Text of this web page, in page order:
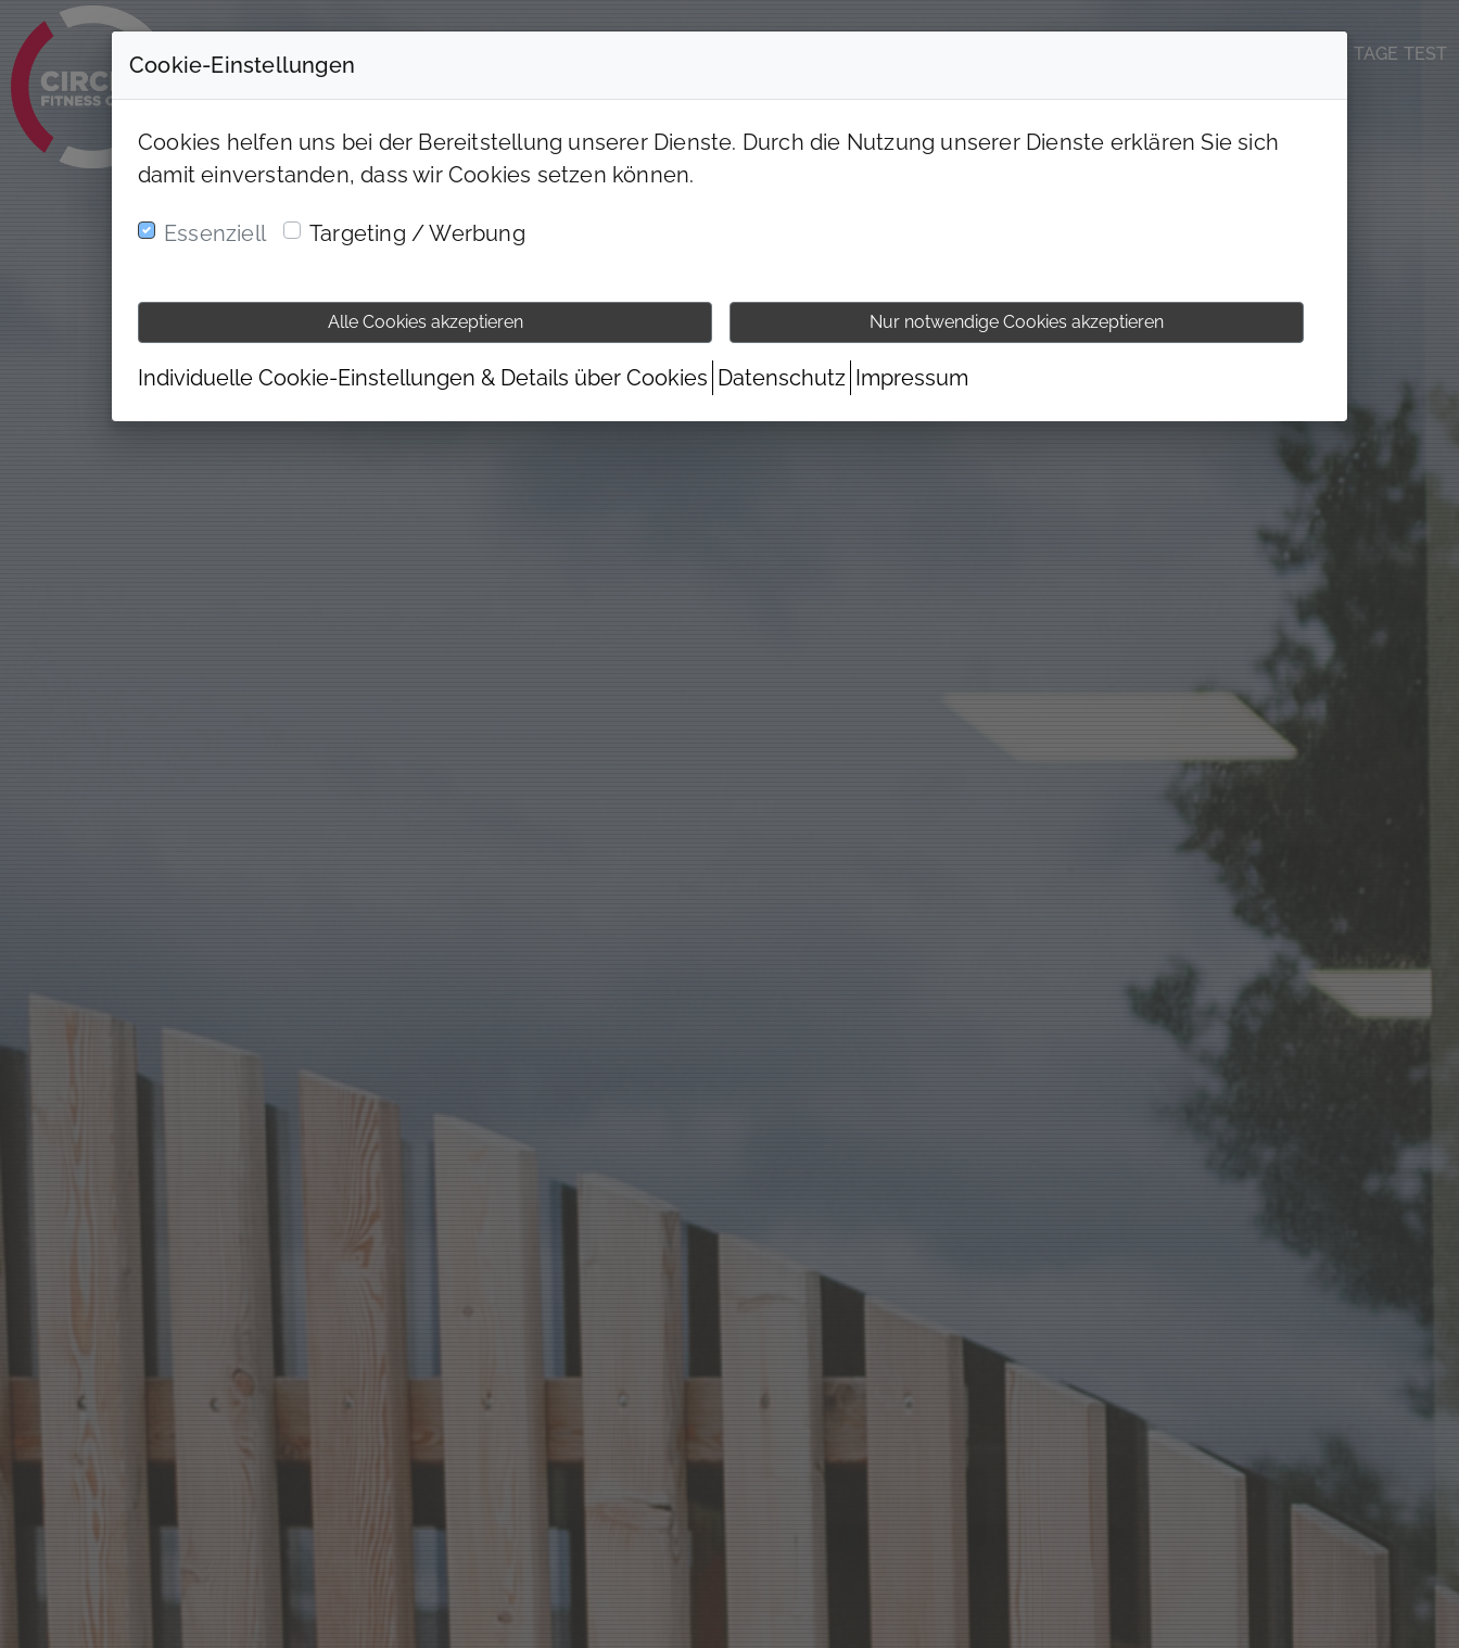
14 TAGE TEST
Cookie-Einstellungen
Cookies helfen uns bei der Bereitstellung unserer Dienste. Durch die Nutzung unserer Dienste erklären Sie sich
damit einverstanden, dass wir Cookies setzen können.
Essenziell Targeting / Werbung
Alle Cookies akzeptieren Nur notwendige Cookies akzeptieren
Individuelle Cookie-Einstellungen & Details über Cookies Datenschutz Impressum